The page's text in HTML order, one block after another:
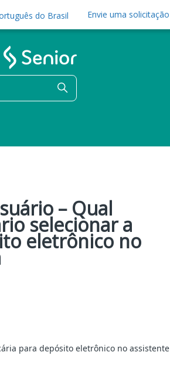
do Brasil Envie uma solicitação
– Qual
selecionar a
eletrônico no
para depósito eletrônico no assistente